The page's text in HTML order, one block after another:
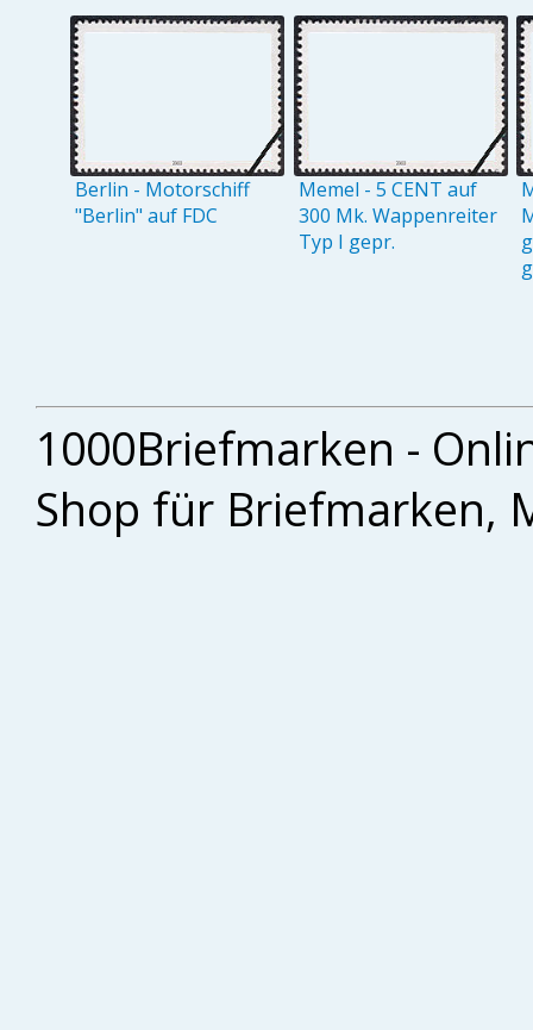
Berlin - Motorschiff
"Berlin" auf FDC
Memel - 5 CENT auf
300 Mk. Wappenreiter
Typ I gepr.
1000Briefmarken -
Shop für Briefmarken,